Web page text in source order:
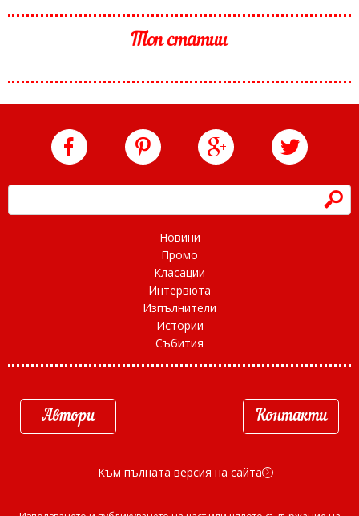
Топ статии
h
Новини
Промо
Класации
Интервюта
Изпълнители
Истории
Събития
Автори Контакти
Към пълната версия на сайта d